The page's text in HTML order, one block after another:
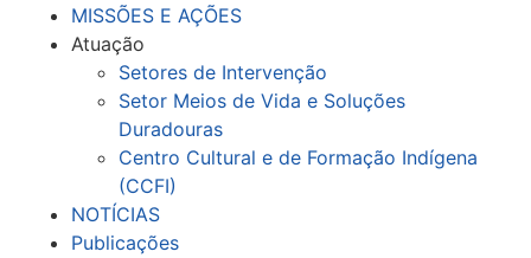
MISSÕES E AÇÕES
Atuação
Setores de Intervenção
Setor Meios de Vida e Soluções
Duradouras
Centro Cultural e de Formação Indígena
(CCFI)
NOTÍCIAS
Publicações